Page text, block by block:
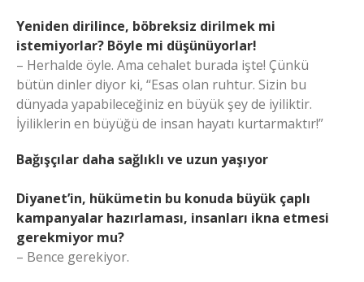
Yeniden dirilince, böbreksiz dirilmek mi
istemiyorlar? Böyle mi düşünüyorlar!
– Herhalde öyle. Ama cehalet burada işte! Çünkü
bütün dinler diyor ki, “Esas olan ruhtur. Sizin bu
dünyada yapabileceğiniz en büyük şey de iyiliktir.
İyiliklerin en büyüğü de insan hayatı kurtarmaktır!”
Bağışçılar daha sağlıklı ve uzun yaşıyor
Diyanet’in, hükümetin bu konuda büyük çaplı
kampanyalar hazırlaması, insanları ikna etmesi
gerekmiyor mu?
– Bence gerekiyor.